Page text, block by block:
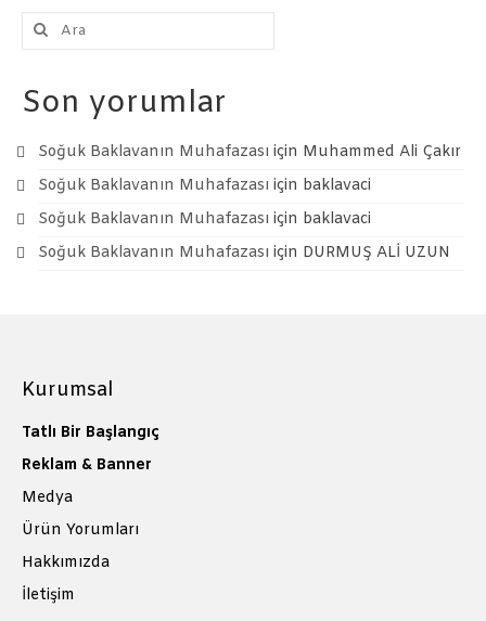
Şunu
ara:
Son yorumlar
Soğuk Baklavanın Muhafazası için Muhammed Ali Çakır
Soğuk Baklavanın Muhafazası için baklavaci
Soğuk Baklavanın Muhafazası için baklavaci
Soğuk Baklavanın Muhafazası için DURMUŞ ALİ UZUN
Kurumsal
Tatlı Bir Başlangıç
Reklam & Banner
Medya
Ürün Yorumları
Hakkımızda
İletişim